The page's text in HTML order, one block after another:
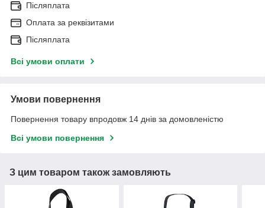
Післяплата
Оплата за реквізитами
Післяплата
Всі умови оплати
Умови повернення
Повернення товару впродовж 14 днів за домовленістю
Всі умови повернення
З цим товаром також замовляють